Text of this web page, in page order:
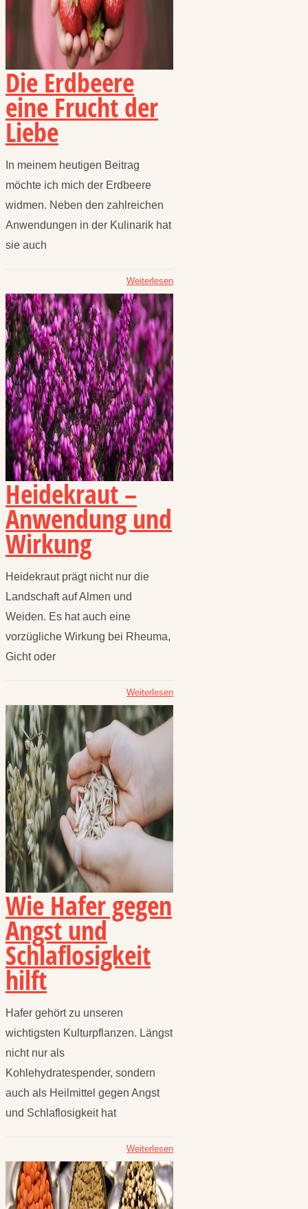
Die Erdbeere
eine Frucht der
Liebe
In meinem heutigen Beitrag
möchte ich mich der Erdbeere
widmen. Neben den zahlreichen
Anwendungen in der Kulinarik hat
sie auch
Weiterlesen
Heidekraut –
Anwendung und
Wirkung
Heidekraut prägt nicht nur die
Landschaft auf Almen und
Weiden. Es hat auch eine
vorzügliche Wirkung bei Rheuma,
Gicht oder
Weiterlesen
Wie Hafer gegen
Angst und
Schlaflosigkeit
hilft
Hafer gehört zu unseren
wichtigsten Kulturpflanzen. Längst
nicht nur als
Kohlehydratespender, sondern
auch als Heilmittel gegen Angst
und Schlaflosigkeit hat
Weiterlesen